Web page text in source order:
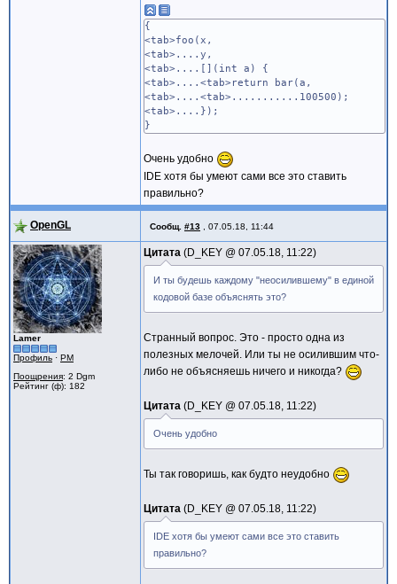
{
<tab>foo(x,
<tab>....y,
<tab>....[](int a) {
<tab>....<tab>return bar(a,
<tab>....<tab>...........100500);
<tab>....});
}
Очень удобно
IDE хотя бы умеют сами все это ставить
правильно?
OpenGL Сообщ. #13 07.05.18, 11:44
Lamer
Профиль · PM
Поощрения: 2 Dgm
Рейтинг (ф): 182
Цитата D_KEY @ 07.05.18, 11:22
И ты будешь каждому "неосилившему" в единой
кодовой базе объяснять это?
Странный вопрос. Это - просто одна из
полезных мелочей. Или ты не осилившим что-
либо не объясняешь ничего и никогда?
Цитата D_KEY @ 07.05.18, 11:22
Очень удобно
Ты так говоришь, как будто неудобно
Цитата D_KEY @ 07.05.18, 11:22
IDE хотя бы умеют сами все это ставить
правильно?